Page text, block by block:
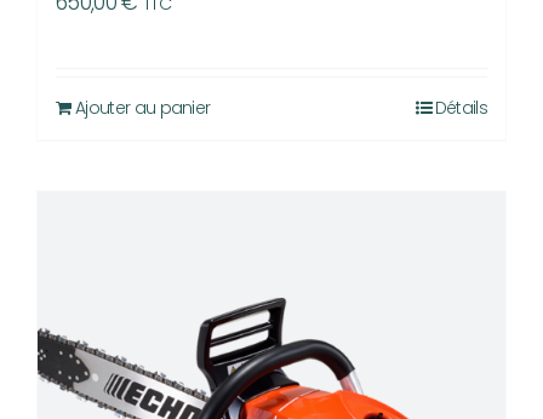
Ajouter au panier Détails